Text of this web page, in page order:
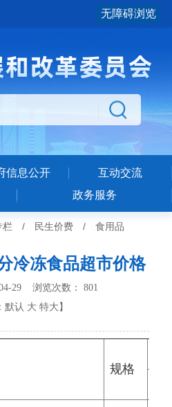
无障碍浏览
信息公开
互动交流
政务服务
栏 / 民生价费 / 食用品
冷冻食品超市价格
29 浏览次数： 801
默认 大 特大 】
规格